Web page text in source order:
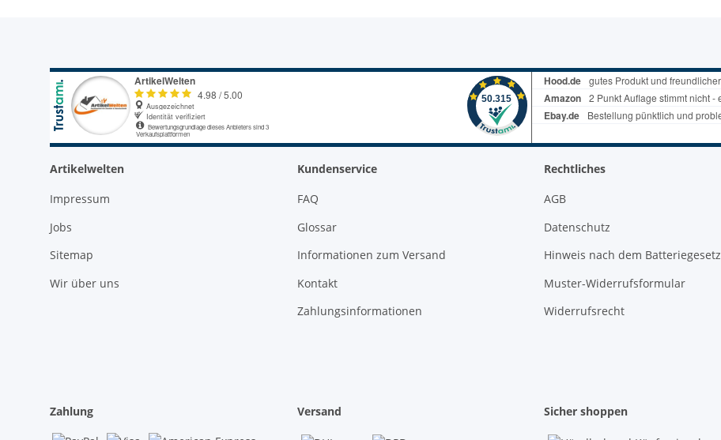
Artikelwelten
Impressum
Jobs
Sitemap
Wir über uns
Kundenservice
FAQ
Glossar
Informationen zum Versand
Kontakt
Zahlungsinformationen
Rechtliches
AGB
Datenschutz
Hinweis nach dem Batteriegesetz
Muster-Widerrufsformular
Widerrufsrecht
Zahlung Versand Sicher shoppen